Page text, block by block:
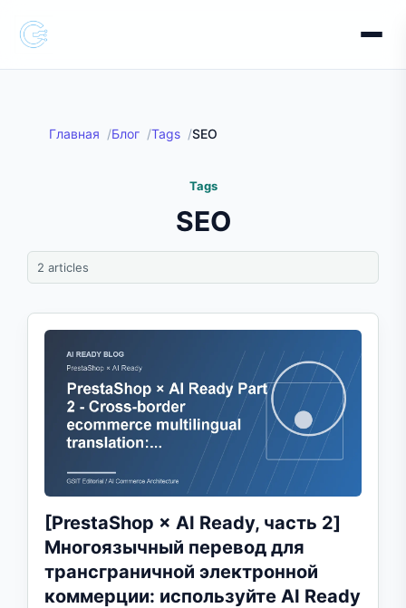
Главная Блог Tags SEO
Tags
SEO
2 articles
[PrestaShop × AI Ready, часть 2]
Многоязычный перевод для
трансграничной электронной
коммерции: используйте AI Ready